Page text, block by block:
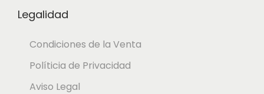
Legalidad
Condiciones de la Venta
Políticia de Privacidad
Aviso Legal